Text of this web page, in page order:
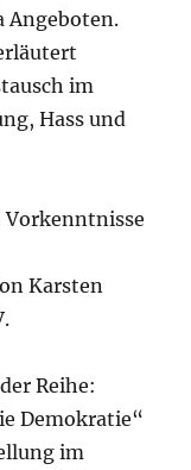
Angeboten.
im
Hass und
Vorkenntnisse
Karsten
Reihe:
Demokratie“
im